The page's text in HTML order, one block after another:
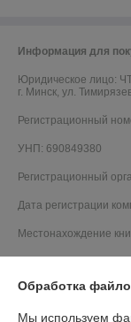
Информация для
Юридическое лицо:
г. Минск, ул.
Регистрационный
УНП: 690849380
Регистрационный
Дата регистрации
Местонахождение
Обработка
Мы используем